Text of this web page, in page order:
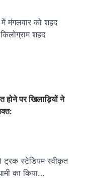
मंगलवार को शहद
शहद
होने पर खिलाड़ियों ने
ट्रक स्टेडियम स्वीकृत
का किया…